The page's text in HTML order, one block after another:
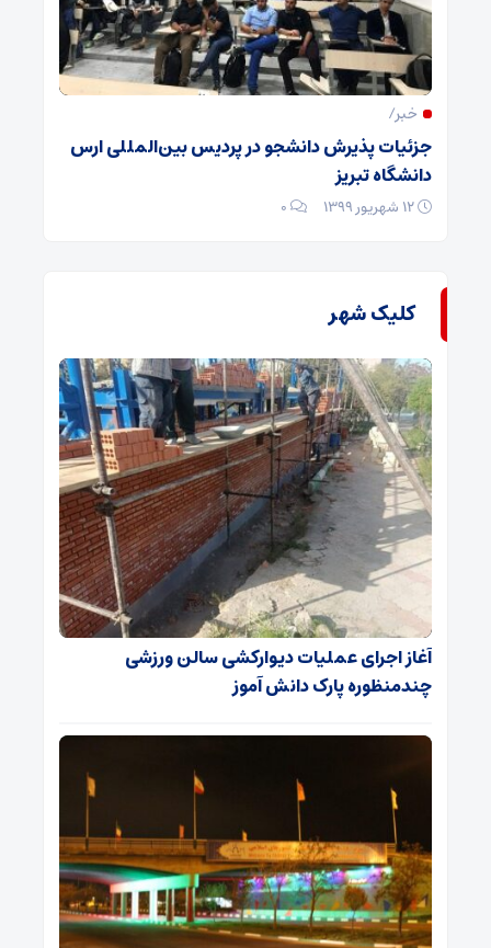
خبر/
جزئیات پذیرش دانشجو در پردیس بین‌المللی ارس
دانشگاه تبریز
۰
کلیک شهر
آغاز اجرای عملیات دیوارکشی سالن ورزشی
چندمنظوره پارک دانش آموز